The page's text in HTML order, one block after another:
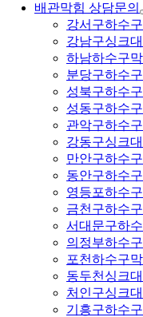
배관막힘 상담문의
강서구하수
강남구싱크
하남하수구
분당구하수
성북구하수
성동구하수
관악구하수
강동구싱크
만안구하수
동안구하수
영등포하수
금천구하수
서대문구하
의정부하수
포천하수구
동두천싱크
처인구싱크
기흥구하수